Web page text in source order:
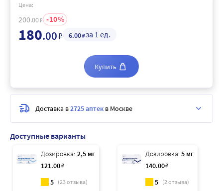
Доступные варианты
Дозировка: 2,5 мг
121.00₽
5 (23отзыва)
Дозировка: 5 мг
140.00₽
5 (2отзыва)
Цена:
200.00₽ 10
180.00₽ 6.00₽за 1 ед.
Купить
Доставка в2725 аптек в Москве